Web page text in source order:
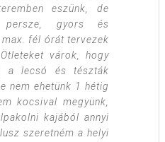
eszünk, de
persze, gyors és
fél órát tervezek
várok, hogy
a lecsó és tészták
nem ehetünk 1 hétig
kocsival megyünk,
kajából annyi
szeretném a helyi